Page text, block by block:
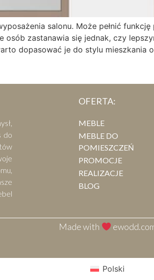
salonu. Może pełnić
osób zastanawia się jednak, czy
dopasować je do stylu mieszkania
do
OFERTA:
MEBLE
MEBLE DO
POMIESZCZEŃ
PROMOCJE
REALIZACJE
BLOG
Made with
Polski